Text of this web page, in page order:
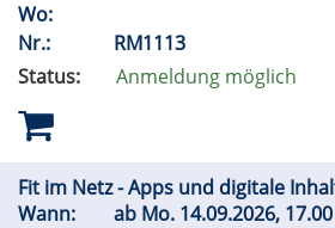
Wo:
Nr.:
RM1113
Status:
Anmeldung möglich
Fit im Netz - Apps und digitale
Wann:
ab Mo. 14.09.2026,